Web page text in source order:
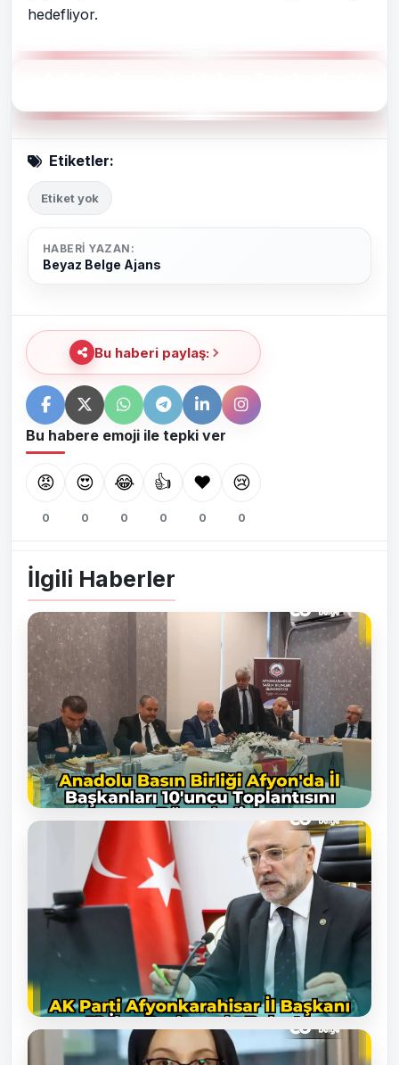
hedefliyor.
Etiketler:
Etiket yok
HABERI YAZAN:
Beyaz Belge Ajans
Bu haberi paylaş:
Bu habere emoji ile tepki ver
😡 😍 😂 👍 ❤️ 😢
0 0 0 0 0 0
İlgili Haberler